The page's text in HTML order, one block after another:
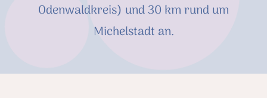
Odenwaldkreis) und 30 km rund um
Michelstadt an.